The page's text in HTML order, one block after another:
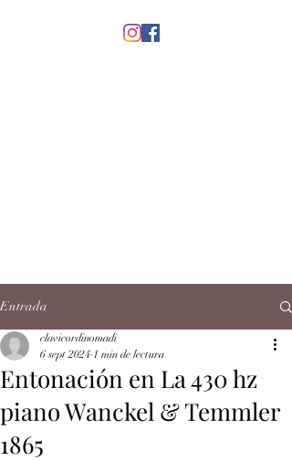
Entrada
Entonación en La 430 hz
piano Wanckel & Temmler
1865
clavicordinomadi
6 sept 2024 1 min de lectura